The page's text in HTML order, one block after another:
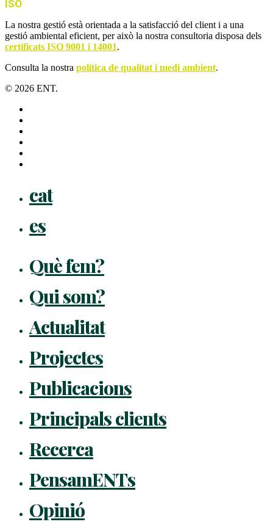
ISO
La nostra gestió està orientada a la satisfacció del client i a una
gestió ambiental eficient, per això la nostra consultoria disposa dels
certificats ISO 9001 i 14001.
Consulta la nostra política de qualitat i medi ambient.
© 2026 ENT.
cat
es
Què fem?
Qui som?
Actualitat
Projectes
Publicacions
Principals clients
Recerca
PensamENTs
Opinió